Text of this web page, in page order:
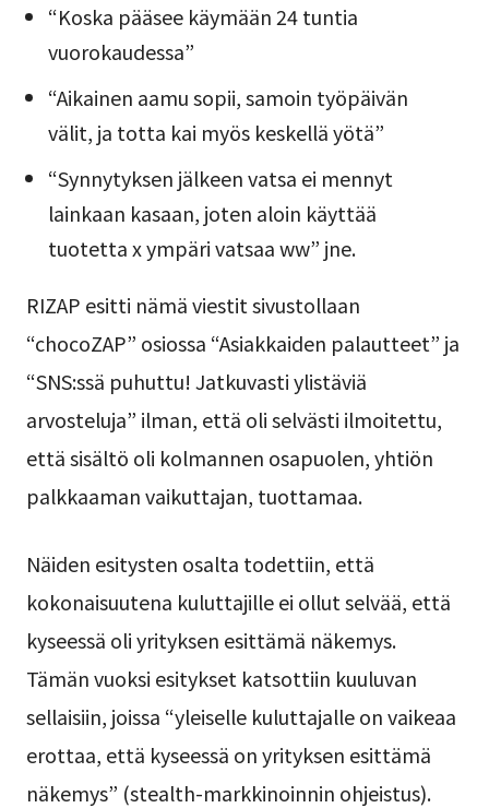
“Koska pääsee käymään 24 tuntia
vuorokaudessa”
“Aikainen aamu sopii, samoin työpäivän
välit, ja totta kai myös keskellä yötä”
“Synnytyksen jälkeen vatsa ei mennyt
lainkaan kasaan, joten aloin käyttää
tuotetta x ympäri vatsaa ww” jne.
RIZAP esitti nämä viestit sivustollaan
“chocoZAP” osiossa “Asiakkaiden palautteet” ja
“SNS:ssä puhuttu! Jatkuvasti ylistäviä
arvosteluja” ilman, että oli selvästi ilmoitettu,
että sisältö oli kolmannen osapuolen, yhtiön
palkkaaman vaikuttajan, tuottamaa.
Näiden esitysten osalta todettiin, että
kokonaisuutena kuluttajille ei ollut selvää, että
kyseessä oli yrityksen esittämä näkemys.
Tämän vuoksi esitykset katsottiin kuuluvan
sellaisiin, joissa “yleiselle kuluttajalle on vaikeaa
erottaa, että kyseessä on yrityksen esittämä
näkemys” (stealth-markkinoinnin ohjeistus).